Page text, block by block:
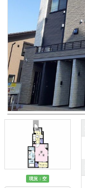
現況：空